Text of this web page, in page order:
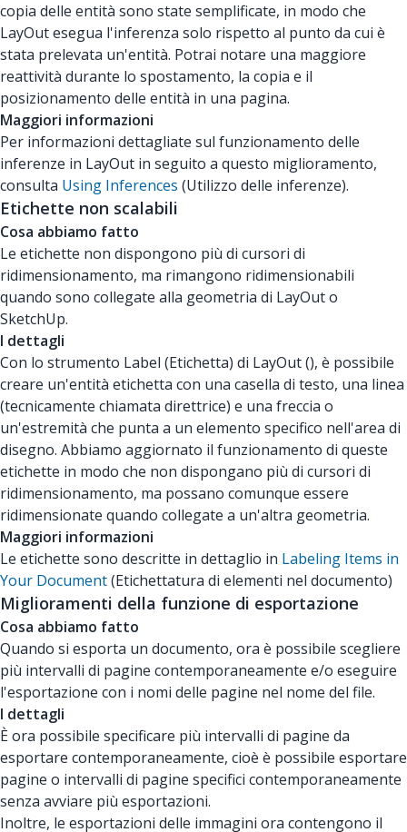
copia delle entità sono state semplificate, in modo che
LayOut esegua l'inferenza solo rispetto al punto da cui è
stata prelevata un'entità. Potrai notare una maggiore
reattività durante lo spostamento, la copia e il
posizionamento delle entità in una pagina.
Maggiori informazioni
Per informazioni dettagliate sul funzionamento delle
inferenze in LayOut in seguito a questo miglioramento,
consulta Using Inferences (Utilizzo delle inferenze).
Etichette non scalabili
Cosa abbiamo fatto
Le etichette non dispongono più di cursori di
ridimensionamento, ma rimangono ridimensionabili
quando sono collegate alla geometria di LayOut o
SketchUp.
I dettagli
Con lo strumento Label (Etichetta) di LayOut (), è possibile
creare un'entità etichetta con una casella di testo, una linea
(tecnicamente chiamata direttrice) e una freccia o
un'estremità che punta a un elemento specifico nell'area di
disegno. Abbiamo aggiornato il funzionamento di queste
etichette in modo che non dispongano più di cursori di
ridimensionamento, ma possano comunque essere
ridimensionate quando collegate a un'altra geometria.
Maggiori informazioni
Le etichette sono descritte in dettaglio in Labeling Items in
Your Document(Etichettatura di elementi nel documento)
Miglioramenti della funzione di esportazione
Cosa abbiamo fatto
Quando si esporta un documento, ora è possibile scegliere
più intervalli di pagine contemporaneamente e/o eseguire
l'esportazione con i nomi delle pagine nel nome del file.
I dettagli
È ora possibile specificare più intervalli di pagine da
esportare contemporaneamente, cioè è possibile esportare
pagine o intervalli di pagine specifici contemporaneamente
senza avviare più esportazioni.
Inoltre, le esportazioni delle immagini ora contengono il